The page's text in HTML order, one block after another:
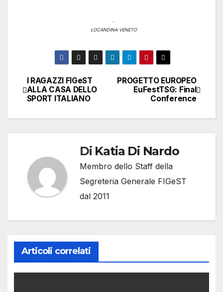
LOCANDINA VENETO
Navigazione
articoli
PROGETTO EUROPEO
EuFestTSG: Final
Conference
I RAGAZZI FIGeST
ALLA CASA DELLO
SPORT ITALIANO
Di Katia Di Nardo
Membro dello Staff della
Segreteria Generale FIGeST
dal 2011
Articoli correlati